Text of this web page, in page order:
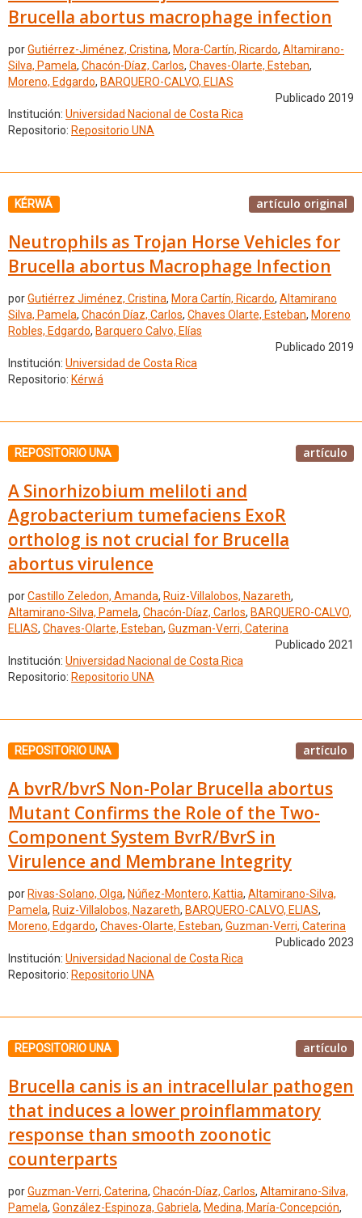
Brucella abortus macrophage infection
porGutiérrez-Jiménez, Cristina, Mora-Cartín, Ricardo, Altamirano-
Silva, Pamela, Chacón-Díaz, Carlos, Chaves-Olarte, Esteban,
Moreno, Edgardo, BARQUERO-CALVO, ELIAS
Publicado 2019
Institución: Universidad Nacional de Costa Rica
Repositorio: Repositorio UNA
KÉRWÁ artículo original
Neutrophils as Trojan Horse Vehicles for
Brucella abortus Macrophage Infection
porGutiérrez Jiménez, Cristina, Mora Cartín, Ricardo, Altamirano
Silva, Pamela, Chacón Díaz, Carlos, Chaves Olarte, Esteban, Moreno
Robles, Edgardo, Barquero Calvo, Elías
Publicado 2019
Institución: Universidad de Costa Rica
Repositorio: Kérwá
REPOSITORIO UNA artículo
A Sinorhizobium meliloti and
Agrobacterium tumefaciens ExoR
ortholog is not crucial for Brucella
abortus virulence
porCastillo Zeledon, Amanda, Ruiz-Villalobos, Nazareth,
Altamirano-Silva, Pamela, Chacón-Díaz, Carlos, BARQUERO-CALVO,
ELIAS, Chaves-Olarte, Esteban, Guzman-Verri, Caterina
Publicado 2021
Institución: Universidad Nacional de Costa Rica
Repositorio: Repositorio UNA
REPOSITORIO UNA artículo
A bvrR/bvrS Non-Polar Brucella abortus
Mutant Confirms the Role of the Two-
Component System BvrR/BvrS in
Virulence and Membrane Integrity
por Rivas-Solano, Olga, Núñez-Montero, Kattia, Altamirano-Silva,
Pamela, Ruiz-Villalobos, Nazareth, BARQUERO-CALVO, ELIAS,
Moreno, Edgardo, Chaves-Olarte, Esteban, Guzman-Verri, Caterina
Publicado 2023
Institución: Universidad Nacional de Costa Rica
Repositorio: Repositorio UNA
REPOSITORIO UNA artículo
Brucella canis is an intracellular pathogen
that induces a lower proinflammatory
response than smooth zoonotic
counterparts
porGuzman-Verri, Caterina, Chacón-Díaz, Carlos, Altamirano-Silva,
Pamela, González-Espinoza, Gabriela, Medina, María-Concepción,